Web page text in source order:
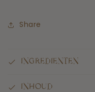
Share
INGREDIENTEN
INHOUD